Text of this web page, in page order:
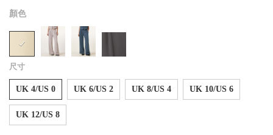
顏色
尺寸
UK 4/US 0 UK 6/US 2 UK 8/US 4 UK 10/US 6
UK 12/US 8